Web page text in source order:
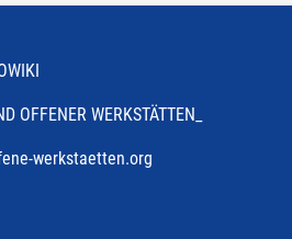
OFFENER WERKSTÄTTEN_
werkstaetten.org